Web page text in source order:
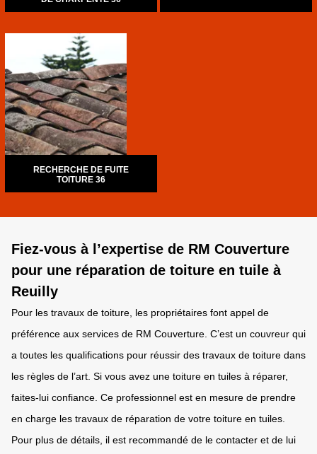
RECHERCHE DE FUITE
TOITURE 36
Fiez-vous à l’expertise de RM Couverture
pour une réparation de toiture en tuile à
Reuilly
Pour les travaux de toiture, les propriétaires font appel de
préférence aux services de RM Couverture. C’est un couvreur qui
a toutes les qualifications pour réussir des travaux de toiture dans
les règles de l’art. Si vous avez une toiture en tuiles à réparer,
faites-lui confiance. Ce professionnel est en mesure de prendre
en charge les travaux de réparation de votre toiture en tuiles.
Pour plus de détails, il est recommandé de le contacter et de lui